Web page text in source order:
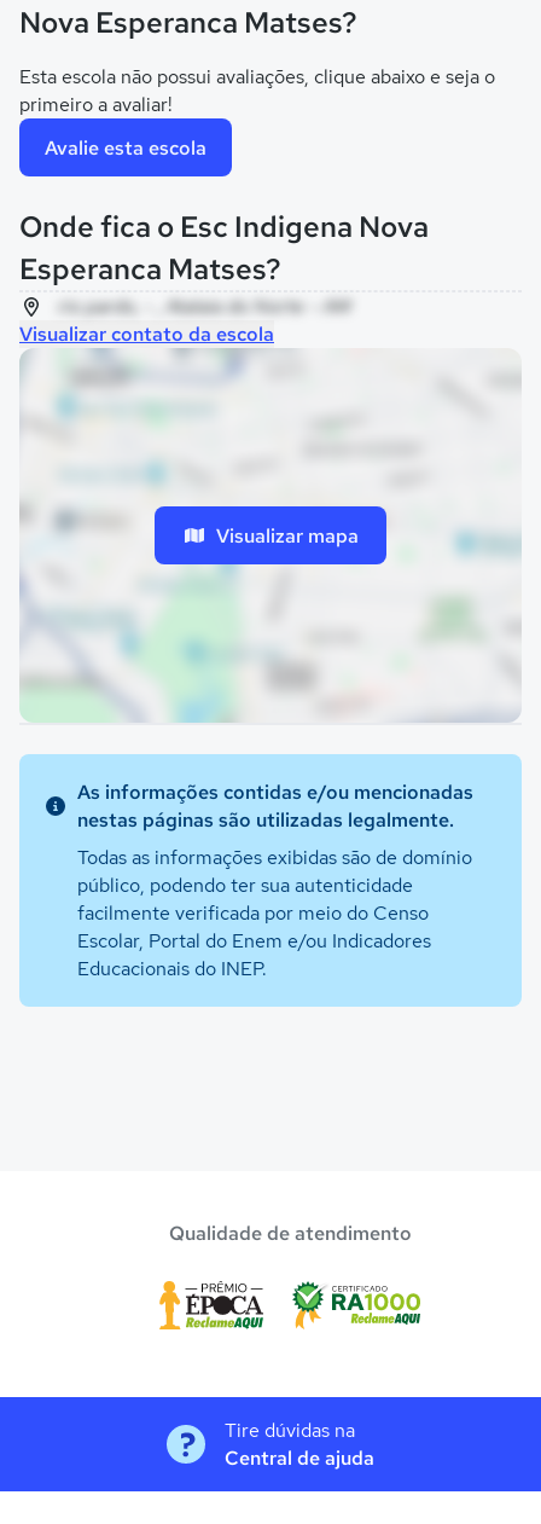
Nova Esperanca Matses?
Esta escola não possui avaliações, clique abaixo e seja o
primeiro a avaliar!
Avalie esta escola
Onde fica o Esc Indigena Nova
Esperanca Matses?
rio pardo, - , Atalaia do Norte - AM
Visualizar contato da escola
Visualizar mapa
As informações contidas e/ou mencionadas
nestas páginas são utilizadas legalmente.
Todas as informações exibidas são de domínio
público, podendo ter sua autenticidade
facilmente verificada por meio do Censo
Escolar, Portal do Enem e/ou Indicadores
Educacionais do INEP.
Qualidade de atendimento
Tire dúvidas na
Central de ajuda